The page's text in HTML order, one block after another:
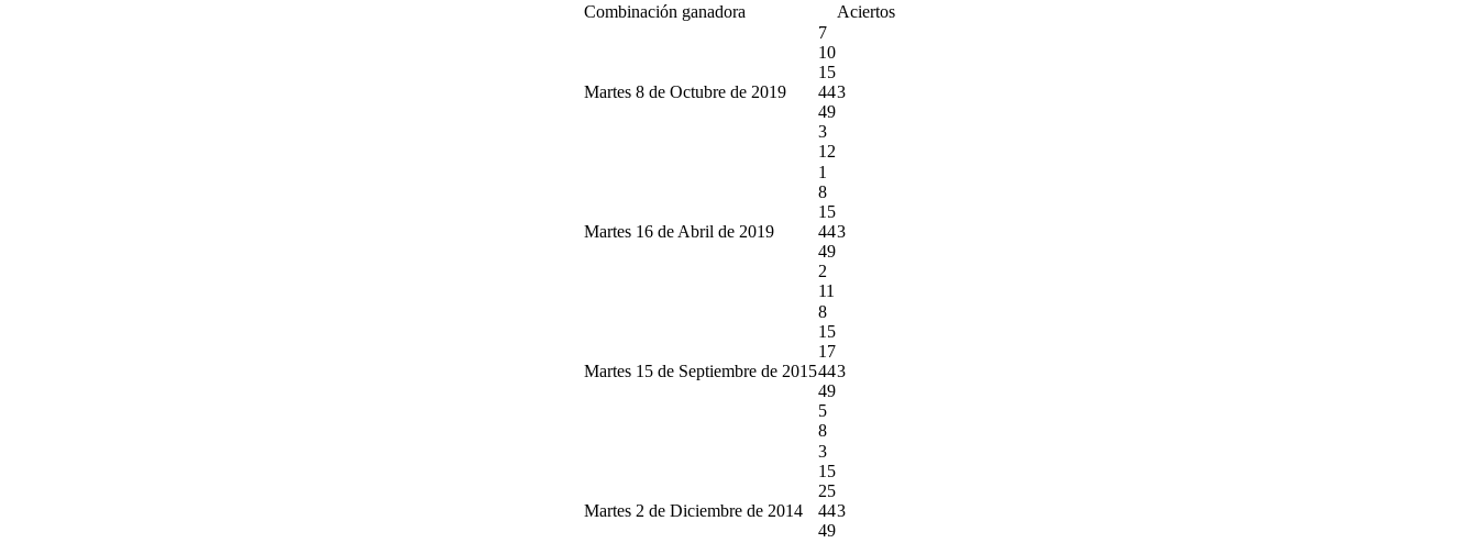
Combinación ganadora Aciertos
Martes 8 de Octubre de 2019
7
10
15
44
49
3
12
3
Martes 16 de Abril de 2019
1
8
15
44
49
2
11
3
Martes 15 de Septiembre de 2015
8
15
17
44
49
5
8
3
Martes 2 de Diciembre de 2014
3
15
25
44
49
3